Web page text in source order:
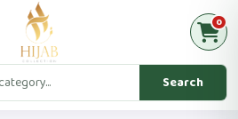
Search
0